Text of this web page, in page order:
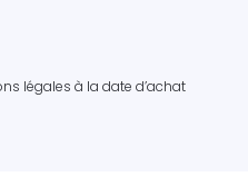
légales à la date d’achat